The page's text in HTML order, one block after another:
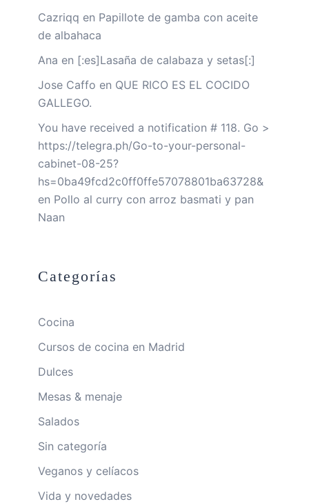
Cazriqq en Papillote de gamba con aceite
de albahaca
Ana en [:es]Lasaña de calabaza y setas[:]
Jose Caffo en QUE RICO ES EL COCIDO
GALLEGO.
You have received a notification # 118. Go >
https://telegra.ph/Go-to-your-personal-
cabinet-08-25?
hs=0ba49fcd2c0ff0ffe57078801ba63728&
en Pollo al curry con arroz basmati y pan
Naan
Categorías
Cocina
Cursos de cocina en Madrid
Dulces
Mesas & menaje
Salados
Sin categoría
Veganos y celíacos
Vida y novedades